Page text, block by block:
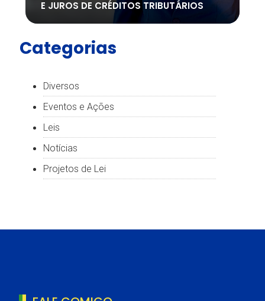
E JUROS DE CRÉDITOS TRIBUTÁRIOS
Categorias
Diversos
Eventos e Ações
Leis
Notícias
Projetos de Lei